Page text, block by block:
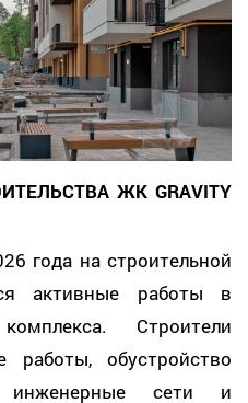
ЖК GRAVITY
года на строительной
активные работы в
Строители
обустройство
инженерные сети и